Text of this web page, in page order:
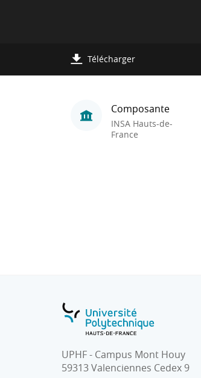
Télécharger
Composante
INSA Hauts-de-
France
UPHF - Campus Mont Houy
59313 Valenciennes Cedex 9